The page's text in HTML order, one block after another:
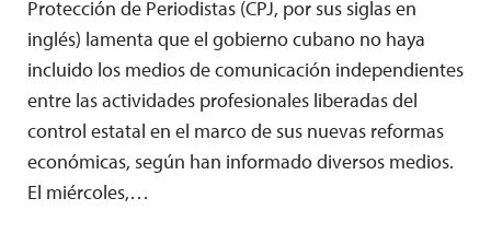
Protección de Periodistas (CPJ, por sus siglas en
inglés) lamenta que el gobierno cubano no haya
incluido los medios de comunicación independientes
entre las actividades profesionales liberadas del
control estatal en el marco de sus nuevas reformas
económicas, según han informado diversos medios.
El miércoles,…